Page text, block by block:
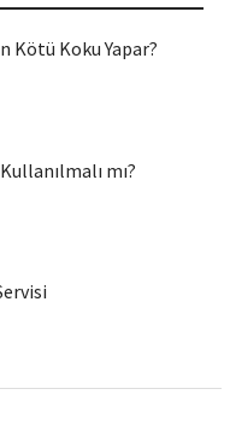
Kötü Koku Yapar?
mı?